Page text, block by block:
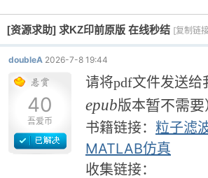
吾 » › ›
[资源求助] 求KZ印前原版 在线秒结 [复制链
doubleA 2026-7-8 19:44
40
吾爱币
请将pdf文件发送给
epub版本暂不需要
书籍链接： 粒子滤
MATLAB仿真
收集链接：